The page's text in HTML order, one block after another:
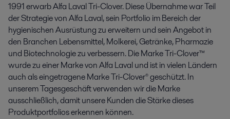
1991 erwarb Alfa Laval Tri-Clover. Diese Übernahme war Teil
der Strategie von Alfa Laval, sein Portfolio im Bereich der
hygienischen Ausrüstung zu erweitern und sein Angebot in
den Branchen Lebensmittel, Molkerei, Getränke, Pharmazie
und Biotechnologie zu verbessern. Die Marke Tri-Clover™
wurde zu einer Marke von Alfa Laval und ist in vielen Ländern
auch als eingetragene Marke Tri-Clover® geschützt. In
unserem Tagesgeschäft verwenden wir die Marke
ausschließlich, damit unsere Kunden die Stärke dieses
Produktportfolios erkennen können.